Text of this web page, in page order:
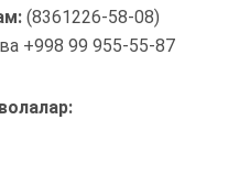
(8361226-58-08)
+998 99 955-55-87